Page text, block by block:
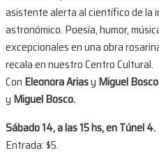
asistente alerta al científico de la
astronómico. Poesía, humor,
excepcionales en una obra
recala en nuestro Centro Cultural.
Con Eleonora Ariasy Miguel
y Miguel Bosco.
Sábado 14, a las 15 hs, en Túnel 4.
Entrada: $5.